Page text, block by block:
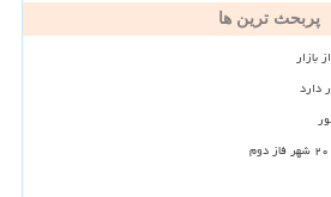
پربحث ترین ها
بازار
دارد